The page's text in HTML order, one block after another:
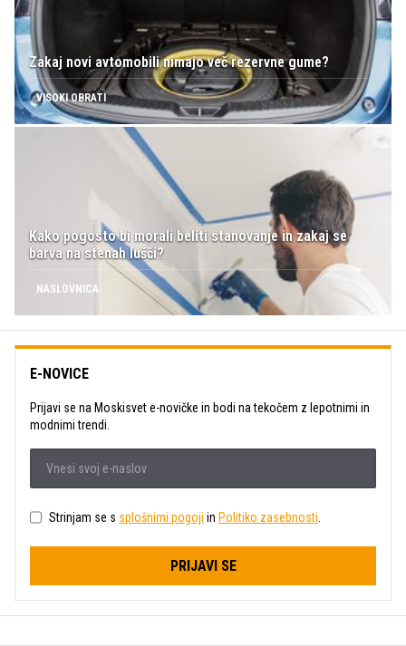
Zakaj novi avtomobili nimajo več rezervne gume?
VISOKI OBRATI
Kako pogosto bi morali beliti stanovanje in zakaj se
barva na stenah lušči?
NASLOVNICA
E-NOVICE
Prijavi se na Moskisvet e-novičke in bodi na tekočem z lepotnimi in
modnimi trendi.
Strinjam se s splošnimi pogoji in Politiko zasebnosti
PRIJAVI SE